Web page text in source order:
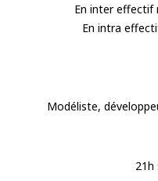
En inter effectif
En intra
Modéliste,